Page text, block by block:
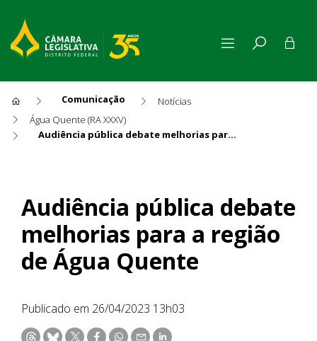
Comunicação
Notícias
Água Quente (RA XXXV)
Audiência pública debate melhorias para a região de Água Quente
Audiência pública debate
melhorias para a região
de Água Quente
Publicado em 26/04/2023 13h03